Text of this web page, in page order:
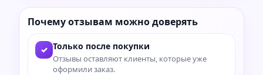
Почему отзывам можно доверять
✓ Только после покупки
Отзывы оставляют клиенты, которые уже
оформили заказ.